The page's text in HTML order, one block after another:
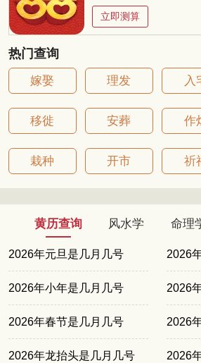
立即测算
热门查询
嫁娶 理发 入
移徙 安葬 作
栽种 开市 祈
黄历查询 风水学 命理
2026年元旦是几月几号 2026
2026年小年是几月几号 2026
2026年春节是几月几号 2026
2026年龙抬头是几月几号 2026